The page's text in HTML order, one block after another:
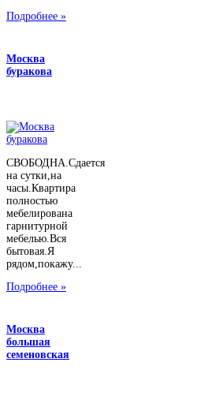
Подробнее »
Москва
буракова
СВОБОДНА.Сдается
на сутки,на
часы.Квартира
полностью
мебелирована
гарнитурной
мебелью.Вся
бытовая.Я
рядом,покажу...
Подробнее »
Москва
большая
семеновская